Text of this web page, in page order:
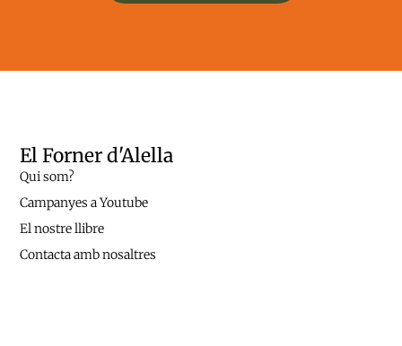
El Forner d'Alella
Qui som?
Campanyes a Youtube
El nostre llibre
Contacta amb nosaltres